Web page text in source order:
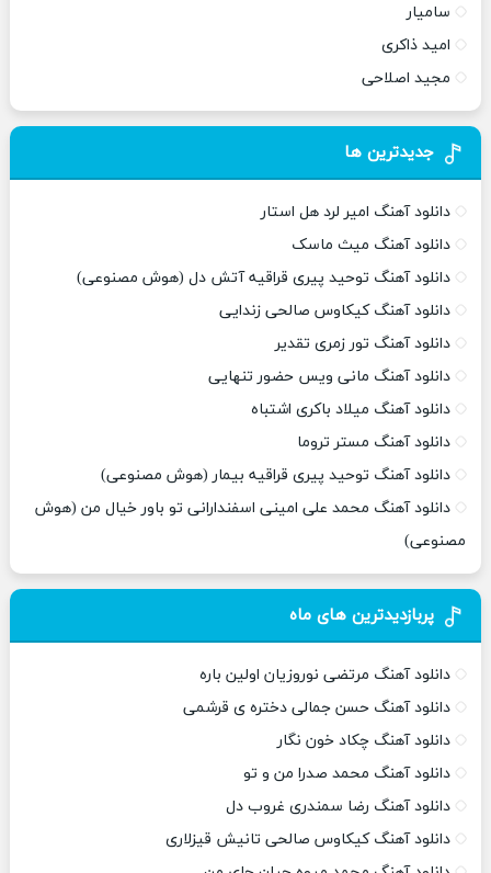
سامیار
امید ذاکری
مجید اصلاحی
جدیدترین ها
دانلود آهنگ امیر لرد هل استار
دانلود آهنگ میث ماسک
دانلود آهنگ توحید پیری قراقیه آتش دل (هوش مصنوعی)
دانلود آهنگ کیکاوس صالحی زندایی
دانلود آهنگ تور زمری تقدیر
دانلود آهنگ مانی ویس حضور تنهایی
دانلود آهنگ میلاد باکری اشتباه
دانلود آهنگ مستر تروما
دانلود آهنگ توحید پیری قراقیه بیمار (هوش مصنوعی)
دانلود آهنگ محمد علی امینی اسفندارانی تو باور خیال من (هوش
مصنوعی)
پربازدیدترین های ماه
دانلود آهنگ مرتضی نوروزیان اولین باره
دانلود آهنگ حسن جمالی دختره ی قرشمی
دانلود آهنگ چکاد خون نگار
دانلود آهنگ محمد صدرا من و تو
دانلود آهنگ رضا سمندری غروب دل
دانلود آهنگ کیکاوس صالحی تانیش قیزلاری